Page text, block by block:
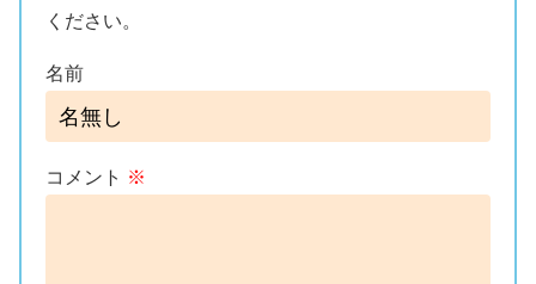
ください。
名前
コメント ※